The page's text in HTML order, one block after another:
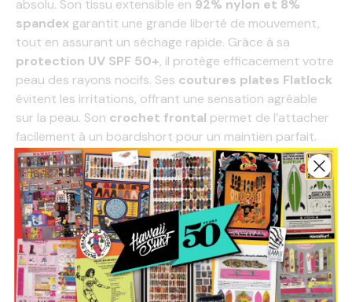
absolu. Son tissu extensible en 92% nylon et 8%
spandex garantit une grande liberté de mouvement,
tout en assurant un séchage rapide. Grâce à sa
protection UV SPF 50+, il protège efficacement votre
peau des rayons nocifs. Ses coutures plates Flatlock
évitent les irritations, offrant une sensation agréable
sur la peau. Son crochet frontal permet de l’attacher
facilement à un boardshort pour un maintien parfait.
Disponible en plusieurs coloris !
Caractéristiques techniques :
Protection UV SPF 50+ : Bouclier efficace
contre le soleil
Coutures plates Flatlock: Confort durable et
anti-irritation